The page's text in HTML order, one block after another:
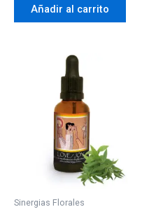
Añadir al carrito
Sinergias Florales